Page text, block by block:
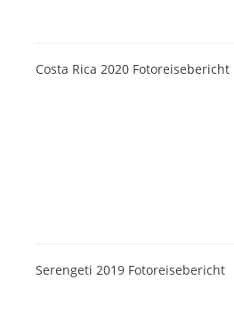
Costa Rica 2020 Fotoreisebericht
Serengeti 2019 Fotoreisebericht